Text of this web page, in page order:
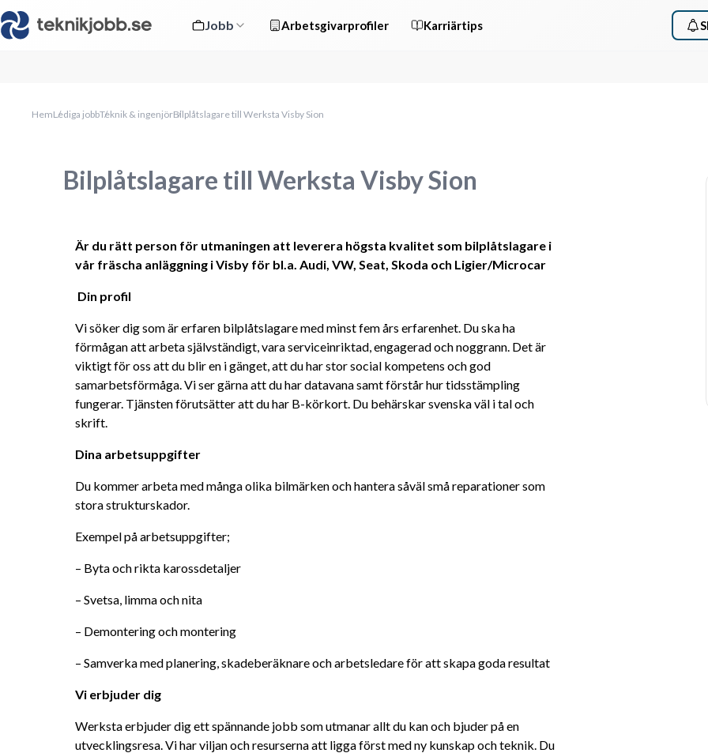
Jobb Arbetsgivarprofiler Karriärtips
HemLediga jobbTeknik & ingenjörBilplåtslagare till Werksta Visby Sion
Bilplåtslagare till Werksta Visby Sion
Är du rätt person för utmaningen att leverera högsta kvalitet som bilplåtslagare i
vår fräscha anläggning i Visby för bl.a. Audi, VW, Seat, Skoda och Ligier/Microcar
Din profil
Vi söker dig som är erfaren bilplåtslagare med minst fem års erfarenhet. Du ska ha
förmågan att arbeta självständigt, vara serviceinriktad, engagerad och noggrann. Det är
viktigt för oss att du blir en i gänget, att du har stor social kompetens och god
samarbetsförmåga. Vi ser gärna att du har datavana samt förstår hur tidsstämpling
fungerar. Tjänsten förutsätter att du har B-körkort. Du behärskar svenska väl i tal och
skrift.
Dina arbetsuppgifter
Du kommer arbeta med många olika bilmärken och hantera såväl små reparationer som
stora strukturskador.
Exempel på arbetsuppgifter;
– Byta och rikta karossdetaljer
– Svetsa, limma och nita
– Demontering och montering
– Samverka med planering, skadeberäknare och arbetsledare för att skapa goda resultat
Vi erbjuder dig
Werksta erbjuder dig ett spännande jobb som utmanar allt du kan och bjuder på en
utvecklingsresa. Vi har viljan och resurserna att ligga först med ny kunskap och teknik. Du